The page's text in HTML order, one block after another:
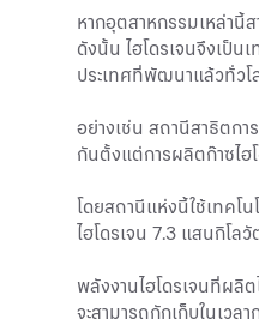
หากอุตสาหกรรมเหล่านี้
ดังนั้น ไฮโดรเจนจึงเป็
ประเทศที่พัฒนาแล้วทั่ว
อย่างเช่น สถานีสาธิตกา
กันตั้งแต่การผลิตก๊าซไฮโ
โดยสถานีแห่งนี้ใช้เทคโ
ไฮโดรเจน 7.3 แสนกิโล
พลังงานไฮโดรเจนที่ผลิ
จะสามารถกักเก็บในเวล